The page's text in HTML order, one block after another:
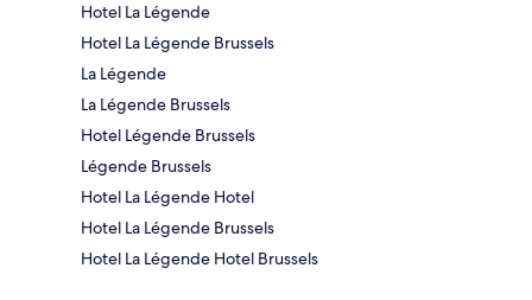
Hotel La Légende
Hotel La Légende Brussels
La Légende
La Légende Brussels
Hotel Légende Brussels
Légende Brussels
Hotel La Légende Hotel
Hotel La Légende Brussels
Hotel La Légende Hotel Brussels